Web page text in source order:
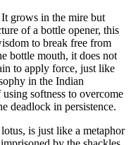
grows in the mire but
of a bottle opener, this
to break free from
bottle mouth, it does not
to apply force, just like
in the Indian
softness to overcome
deadlock in persistence.
is just like a metaphor